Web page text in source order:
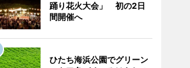
踊り花火大会」 初の2日
間開催へ
ひたち海浜公園でグリーン